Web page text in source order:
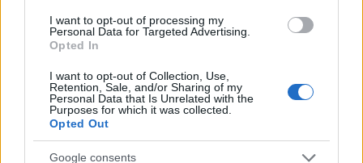
I want to opt-out of processing my
Personal Data for Targeted Advertising.
Opted In
I want to opt-out of Collection, Use,
Retention, Sale, and/or Sharing of my
Personal Data that Is Unrelated with the
Purposes for which it was collected.
Opted Out
Google consents
προγραμματισμού, εξοικείωση με αρχιτεκτονικές
τύπου x86 και ARM και πρακτικές δεξιότητες κατά
Ghidra) και debuggers (π.χ. x64dbg/WinDBG/OllyDbg).
Οι συμμετέχοντες που έλυναν ταχύτερα τις εργασίες
σχετίζονταν με το Yara, ένα από τα πιο γνωστά και